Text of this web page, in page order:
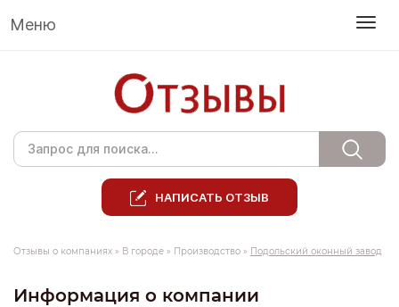
Меню
НАПИСАТЬ ОТЗЫВ
Отзывы о компаниях » В городе » Производство » Подольский оконный завод
Информация о компании